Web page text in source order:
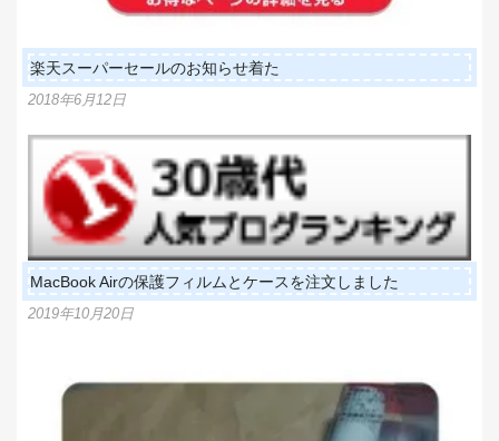
楽天スーパーセールのお知らせ着た
2018年6月12日
MacBook Airの保護フィルムとケースを注文しました
2019年10月20日